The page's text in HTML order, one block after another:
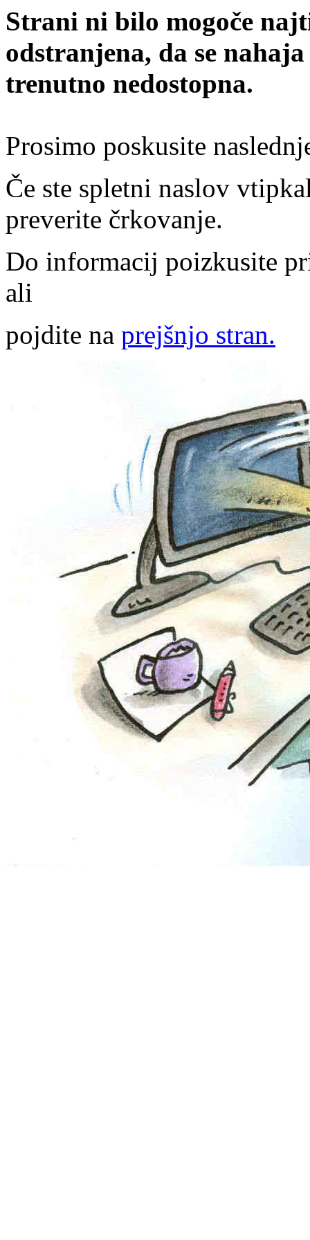
Strani ni bilo mogoče
odstranjena, da se
trenutno nedostopna.
Prosimo poskusite
Če ste spletni naslov
preverite črkovanje.
Do informacij poizkusite
ali
pojdite na prejšnjo stran.